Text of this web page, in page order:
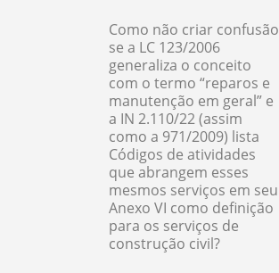
Como não criar confusão
se a LC 123/2006
generaliza o conceito
com o termo “reparos e
manutenção em geral” e
a IN 2.110/22 (assim
como a 971/2009) lista
Códigos de atividades
que abrangem esses
mesmos serviços em seu
Anexo VI como definição
para os serviços de
construção civil?